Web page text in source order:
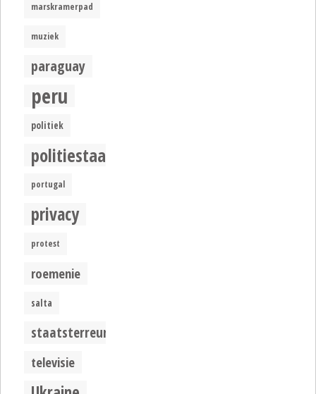
marskramerpad
muziek
paraguay
peru
politiek
politiestaat
portugal
privacy
protest
roemenie
salta
staatsterreur
televisie